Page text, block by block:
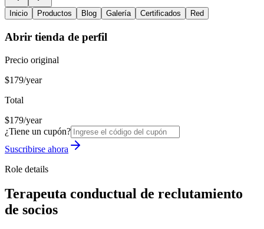
Inicio Productos Blog Galería Certificados Red
Abrir tienda de perfil
Precio original
$179/year
Total
$179/year
¿Tiene un cupón?
Suscribirse ahora
Role details
Terapeuta conductual de reclutamiento
de socios